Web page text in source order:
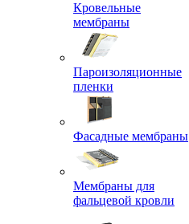
Кровельные
мембраны
Пароизоляционные
пленки
Фасадные мембраны
Мембраны для
фальцевой кровли